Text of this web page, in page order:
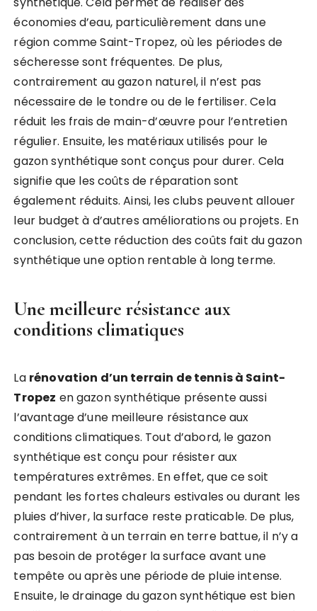
économies d’eau, particulièrement dans une
région comme Saint-Tropez, où les périodes de
sécheresse sont fréquentes. De plus,
contrairement au gazon naturel, il n’est pas
nécessaire de le tondre ou de le fertiliser. Cela
réduit les frais de main-d’œuvre pour l’entretien
régulier. Ensuite, les matériaux utilisés pour le
gazon synthétique sont conçus pour durer. Cela
signifie que les coûts de réparation sont
également réduits. Ainsi, les clubs peuvent allouer
leur budget à d’autres améliorations ou projets. En
conclusion, cette réduction des coûts fait du gazon
synthétique une option rentable à long terme.
Une meilleure résistance aux
conditions climatiques
La rénovation d’un terrain de tennis à Saint-
Tropez en gazon synthétique présente aussi
l’avantage d’une meilleure résistance aux
conditions climatiques. Tout d’abord, le gazon
synthétique est conçu pour résister aux
températures extrêmes. En effet, que ce soit
pendant les fortes chaleurs estivales ou durant les
pluies d’hiver, la surface reste praticable. De plus,
contrairement à un terrain en terre battue, il n’y a
pas besoin de protéger la surface avant une
tempête ou après une période de pluie intense.
Ensuite, le drainage du gazon synthétique est bien